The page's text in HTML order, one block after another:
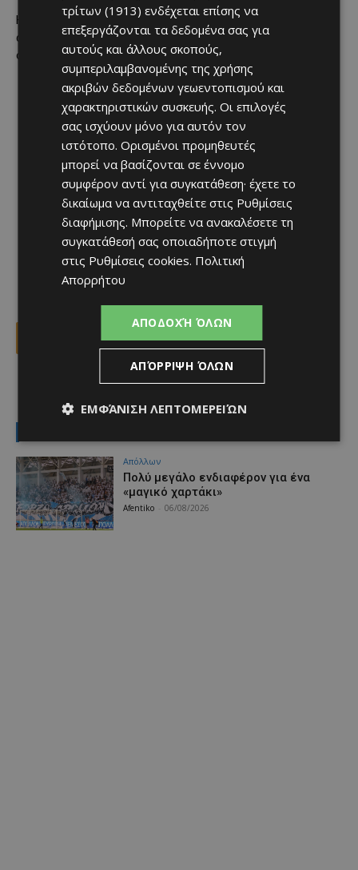
Η εκλογική βραδιά παραμένει ανοιχτή, με τις πρώτες
ασφαλέστερες εκτιμήσεις για έδρες να αναμένονται μέσα
στις επόμενες ώρες.
X Viber
Απόλλων
Πολύ μεγάλο ενδιαφέρον για ένα
«μαγικό χαρτάκι»
Afentiko 06/08/2026
τρίτων (1913) ενδέχεται επίσης να
επεξεργάζονται τα δεδομένα σας για
αυτούς και άλλους σκοπούς,
συμπεριλαμβανομένης της χρήσης
ακριβών δεδομένων γεωεντοπισμού και
χαρακτηριστικών συσκευής. Οι επιλογές
σας ισχύουν μόνο για αυτόν τον
ιστότοπο. Ορισμένοι προμηθευτές
μπορεί να βασίζονται σε έννομο
συμφέρον αντί για συγκατάθεση· έχετε το
δικαίωμα να αντιταχθείτε στις Ρυθμίσεις
διαφήμισης. Μπορείτε να ανακαλέσετε τη
συγκατάθεσή σας οποιαδήποτε στιγμή
στις Ρυθμίσεις cookies. Πολιτική
Απορρήτου
ΑΠΟΔΟΧΉ ΌΛΩΝ
ΑΠΌΡΡΙΨΗ ΌΛΩΝ
ΕΜΦΆΝΙΣΗ ΛΕΠΤΟΜΕΡΕΙΏΝ